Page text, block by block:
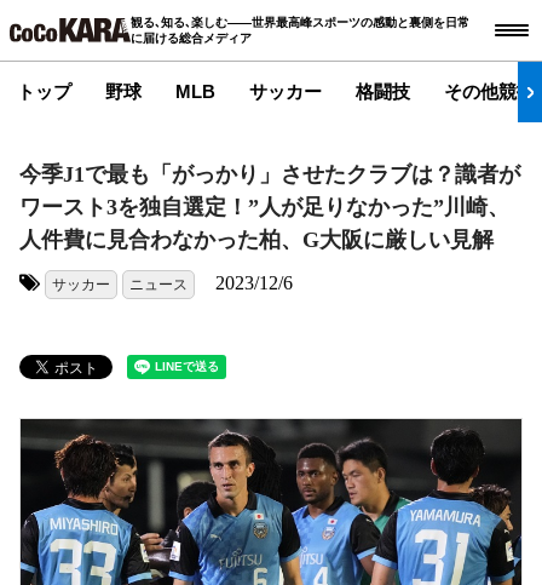
観る､知る､楽しむ――世界最高峰スポーツの感動と裏側を日常
に届ける総合メディア
トップ 野球 MLB サッカー 格闘技 その他競技
今季J1で最も「がっかり」させたクラブは？識者が
ワースト3を独自選定！”人が足りなかった”川崎、
人件費に見合わなかった柏、G大阪に厳しい見解
サッカー ニュース 2023/12/6